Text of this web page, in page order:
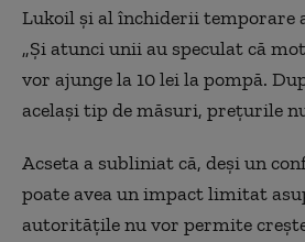
Lukoil și al închiderii temporare
„Și atunci unii au speculat că
vor ajunge la 10 lei la pompă.
același tip de măsuri, prețurile
Acseta a subliniat că, deși un
poate avea un impact limitat
autoritățile nu vor permite